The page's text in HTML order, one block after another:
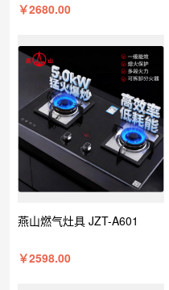
￥2680.00
燕山燃气灶具 JZT-A601
￥2598.00